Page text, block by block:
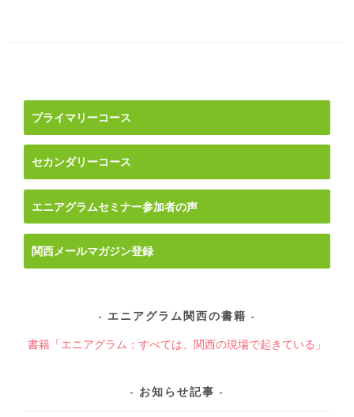
ナ
ビ
ゲ
ー
シ
ョ
ン
プライマリーコース
セカンダリーコース
エニアグラムセミナー参加者の声
関西メールマガジン登録
エニアグラム関西の書籍
書籍「エニアグラム：すべては、関西の現場で起きている」
お知らせ記事